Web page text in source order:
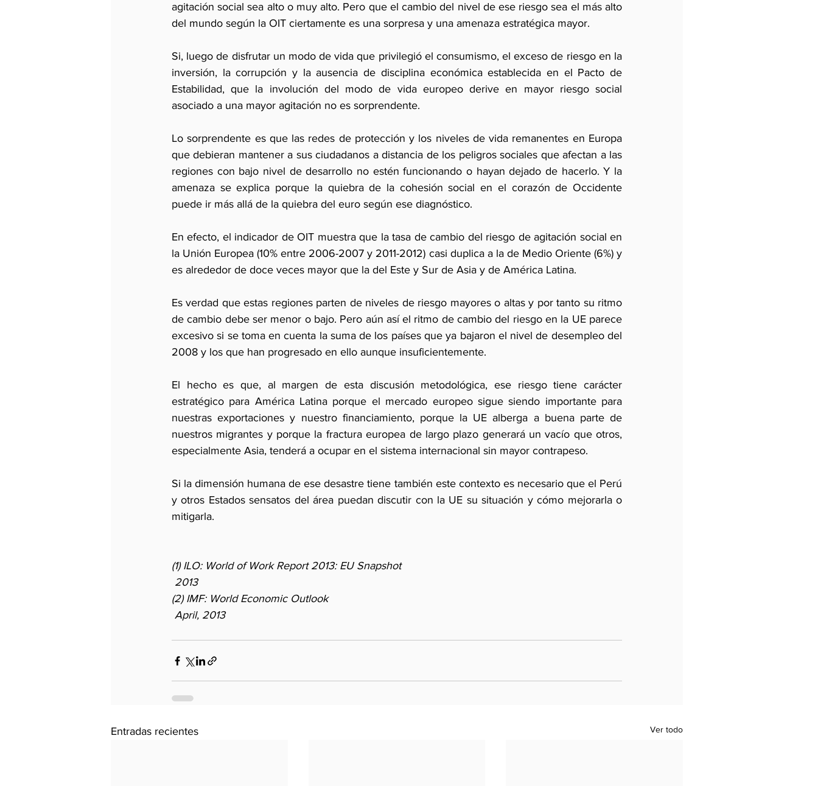
agitación social sea alto o muy alto. Pero que el cambio del nivel de ese riesgo sea el más alto
del mundo según la OIT ciertamente es una sorpresa y una amenaza estratégica mayor.
Si, luego de disfrutar un modo de vida que privilegió el consumismo, el exceso de riesgo en la
inversión, la corrupción y la ausencia de disciplina económica establecida en el Pacto de
Estabilidad, que la involución del modo de vida europeo derive en mayor riesgo social
asociado a una mayor agitación no es sorprendente.
Lo sorprendente es que las redes de protección y los niveles de vida remanentes en Europa
que debieran mantener a sus ciudadanos a distancia de los peligros sociales que afectan a las
regiones con bajo nivel de desarrollo no estén funcionando o hayan dejado de hacerlo. Y la
amenaza se explica porque la quiebra de la cohesión social en el corazón de Occidente
puede ir más allá de la quiebra del euro según ese diagnóstico.
En efecto, el indicador de OIT muestra que la tasa de cambio del riesgo de agitación social en
la Unión Europea (10% entre 2006-2007 y 2011-2012) casi duplica a la de Medio Oriente (6%) y
es alrededor de doce veces mayor que la del Este y Sur de Asia y de América Latina.
Es verdad que estas regiones parten de niveles de riesgo mayores o altas y por tanto su ritmo
de cambio debe ser menor o bajo. Pero aún así el ritmo de cambio del riesgo en la UE parece
excesivo si se toma en cuenta la suma de los países que ya bajaron el nivel de desempleo del
2008 y los que han progresado en ello aunque insuficientemente.
El hecho es que, al margen de esta discusión metodológica, ese riesgo tiene carácter
estratégico para América Latina porque el mercado europeo sigue siendo importante para
nuestras exportaciones y nuestro financiamiento, porque la UE alberga a buena parte de
nuestros migrantes y porque la fractura europea de largo plazo generará un vacío que otros,
especialmente Asia, tenderá a ocupar en el sistema internacional sin mayor contrapeso.
Si la dimensión humana de ese desastre tiene también este contexto es necesario que el Perú
y otros Estados sensatos del área puedan discutir con la UE su situación y cómo mejorarla o
mitigarla.
(1) ILO: World of Work Report 2013: EU Snapshot
2013
(2) IMF: World Economic Outlook
April, 2013
Entradas recientes Ver todo